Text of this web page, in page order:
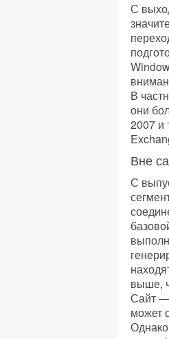
С
В
они
2007 и
Вне
С
выше,
Сайт —
может